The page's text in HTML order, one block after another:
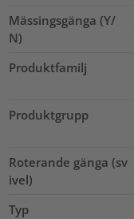
Mässingsgänga (Y/
N)
Produktfamilj
Produktgrupp
Roterande gänga (sv
ivel)
Typ